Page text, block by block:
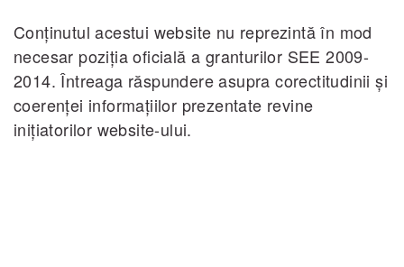
Conţinutul acestui website nu reprezintă în mod
necesar poziţia oficială a granturilor SEE 2009-
2014. Întreaga răspundere asupra corectitudinii şi
coerenţei informaţiilor prezentate revine
iniţiatorilor website-ului.